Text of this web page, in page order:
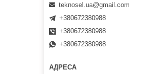
teknosel.ua@gmail.com
+380672380988
+380672380988
+380672380988